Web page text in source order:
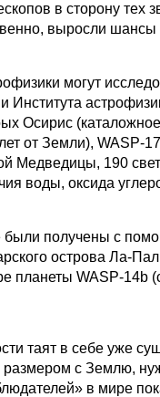
в сторону тех
выросли
могут
Института
Осирис
от Земли), WASP-
Медведицы, 190
воды, оксида
получены с
острова Ла-
планеты WASP-14b
таят в себе уже
размером с Землю,
в мире